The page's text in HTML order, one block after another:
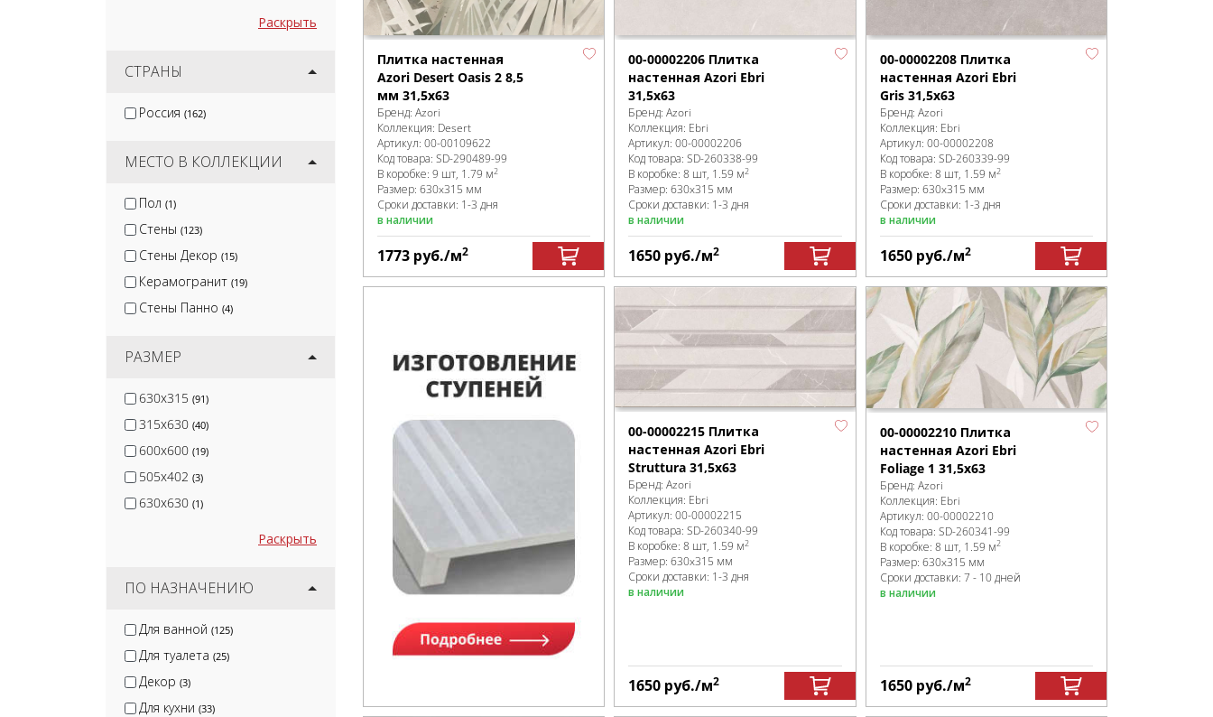
Artkera Group
Protiles(58)
Раскрыть
СТРАНЫ
Россия (162)
МЕСТО В КОЛЛЕКЦИИ
Пол (1)
Стены (123)
Стены Декор (15)
Керамогранит (19)
Стены Панно (4)
РАЗМЕР
630x315 (91)
315x630 (40)
600x600 (19)
505x402 (3)
630x630 (1)
Раскрыть
ПО НАЗНАЧЕНИЮ
Для ванной (125)
Для туалета (25)
Декор (3)
Для кухни (33)
Плитка настенная
Azori Desert Oasis 2 8,5
мм 31,5x63
Бренд: Azori
Коллекция: Desert
Артикул: 00-00109622
Код товара: SD-290489-99
В коробке: 9 шт, 1.79 м2
Размер: 630x315 мм
Сроки доставки: 1-3 дня
в наличии
1773 руб./м2
00-00002206 Плитка
настенная Azori Ebri
31,5x63
Бренд:Azori
Коллекция: Ebri
Артикул:00-00002206
Код товара:SD-260338-99
В коробке:8 шт, 1.59 м2
Размер:630x315 мм
Сроки доставки: 1-3 дня
в наличии
1650 руб./м2
00-00002208 Плитка
настенная Azori Ebri
Gris 31,5x63
Бренд: Azori
Коллекция: Ebri
Артикул: 00-00002208
Код товара: SD-260339-99
В коробке: 8 шт, 1.59 м2
Размер: 630x315 мм
Сроки доставки: 1-3 дня
в наличии
1650 руб./м2
00-00002215 Плитка
настенная Azori Ebri
Struttura 31,5x63
Бренд:Azori
Коллекция: Ebri
Артикул:00-00002215
Код товара:SD-260340-99
В коробке:8 шт, 1.59 м2
Размер:630x315 мм
Сроки доставки: 1-3 дня
в наличии
1650 руб./м2
00-00002210 Плитка
настенная Azori Ebri
Foliage 1 31,5x63
Бренд: Azori
Коллекция: Ebri
Артикул: 00-00002210
Код товара: SD-260341-99
В коробке: 8 шт, 1.59 м2
Размер: 630x315 мм
Сроки доставки: 7 - 10 дней
в наличии
1650 руб./м2